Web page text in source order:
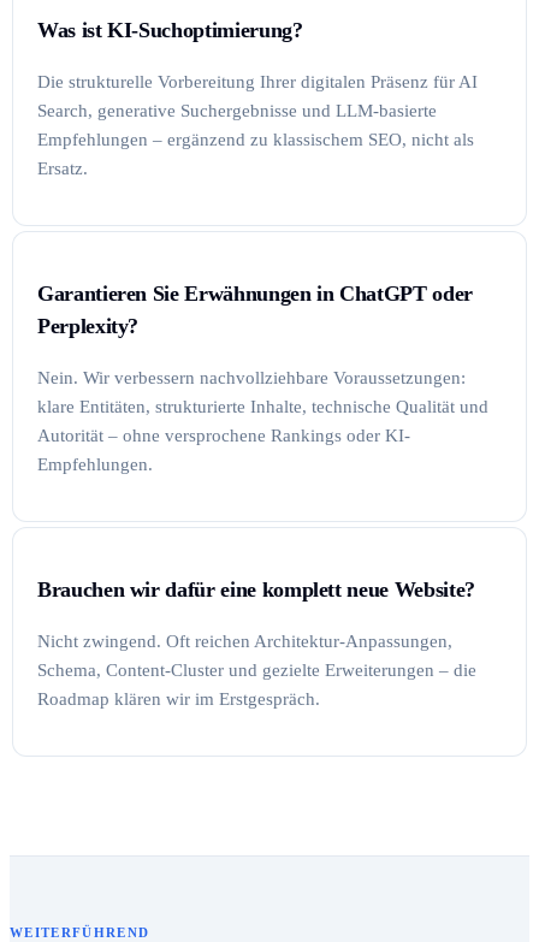
Was ist KI-Suchoptimierung?
Die strukturelle Vorbereitung Ihrer digitalen Präsenz für AI
Search, generative Suchergebnisse und LLM-basierte
Empfehlungen – ergänzend zu klassischem SEO, nicht als
Ersatz.
Garantieren Sie Erwähnungen in ChatGPT oder
Perplexity?
Nein. Wir verbessern nachvollziehbare Voraussetzungen:
klare Entitäten, strukturierte Inhalte, technische Qualität und
Autorität – ohne versprochene Rankings oder KI-
Empfehlungen.
Brauchen wir dafür eine komplett neue Website?
Nicht zwingend. Oft reichen Architektur-Anpassungen,
Schema, Content-Cluster und gezielte Erweiterungen – die
Roadmap klären wir im Erstgespräch.
WEITERFÜHREND